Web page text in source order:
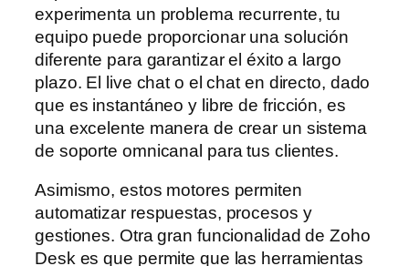
experimenta un problema recurrente, tu
equipo puede proporcionar una solución
diferente para garantizar el éxito a largo
plazo. El live chat o el chat en directo, dado
que es instantáneo y libre de fricción, es
una excelente manera de crear un sistema
de soporte omnicanal para tus clientes.
Asimismo, estos motores permiten
automatizar respuestas, procesos y
gestiones. Otra gran funcionalidad de Zoho
Desk es que permite que las herramientas